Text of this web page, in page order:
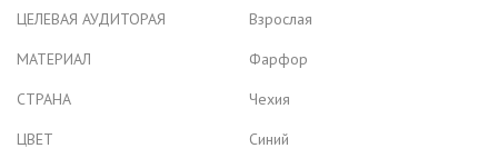
ЦЕЛЕВАЯ АУДИТОРАЯ
Взрослая
МАТЕРИАЛ
Фарфор
СТРАНА
Чехия
ЦВЕТ
Синий